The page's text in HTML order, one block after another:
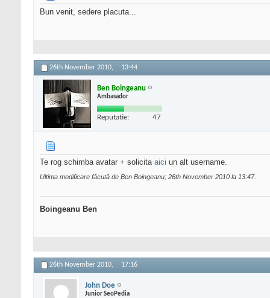
Bun venit, sedere placuta...
26th November 2010, 13:44
Ben Boingeanu
Ambasador
Reputatie: 47
Te rog schimba avatar + solicita aici un alt username.
Ultima modificare făcută de Ben Boingeanu; 26th November 2010 la 13:47.
Boingeanu Ben
26th November 2010, 17:16
John Doe
Junior SeoPedia